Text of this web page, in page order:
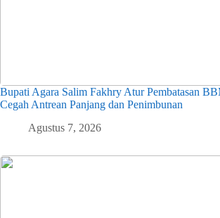
Bupati Agara Salim Fakhry Atur Pembatasan
Cegah Antrean Panjang dan Penimbunan
Agustus 7, 2026